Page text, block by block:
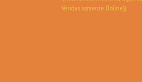
Vendas somente Online))